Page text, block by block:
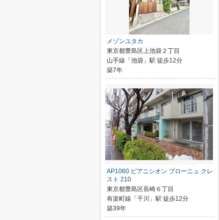
メゾンユタカ
東京都豊島区上池袋２丁目
山手線「池袋」駅 徒歩12分
築7年
AP1060 ピアニシオン ブローニュ クレ
スト 210
東京都豊島区長崎６丁目
有楽町線「千川」駅 徒歩12分
築39年